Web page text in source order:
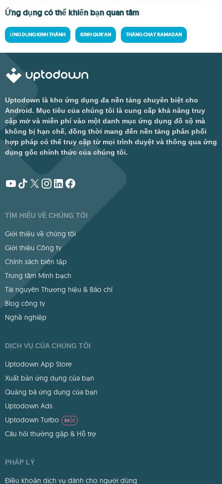
Ứng dụng có thể khiến bạn quan tâm
ỨNG DỤNG KINH THÁNH KINH QUR'AN THÁNG CHAY RAMADAN
Uptodown là kho ứng dụng đa nền tảng chuyên biệt cho
Android. Mục tiêu của chúng tôi là cung cấp khả năng truy
cập mở và miễn phí vào một danh mục ứng dụng đồ sộ mà
không bị hạn chế, đồng thời mang đến nền tảng phân phối
hợp pháp có thể truy cập từ mọi trình duyệt và thông qua ứng
dụng gốc chính thức của chúng tôi.
TÌM HIỂU VỀ CHÚNG TÔI
Giới thiệu về chúng tôi
Giới thiệu Công ty
Chính sách biên tập
Trung tâm Minh bạch
Tài nguyên Thương hiệu & Báo chí
Blog công ty
Nghề nghiệp
DỊCH VỤ CỦA CHÚNG TÔI
Uptodown App Store
Xuất bản ứng dụng của bạn
Quảng bá ứng dụng của bạn
Uptodown Ads
Uptodown Turbo
MỚI
Câu hỏi thường gặp & Hỗ trợ
PHÁP LÝ
Điều khoản dịch vụ dành cho người dùng